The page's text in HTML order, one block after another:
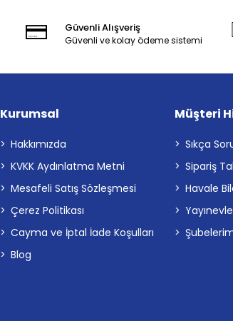
Güvenli Alışveriş
Güvenli ve kolay ödeme sistemi
Kurumsal
Hakkımızda
KVKK Aydınlatma Metni
Mesafeli Satış Sözleşmesi
Çerez Politikası
Cayma ve İptal İade Koşulları
Blog
Müşteri
Sıkça
Sipariş
Havale